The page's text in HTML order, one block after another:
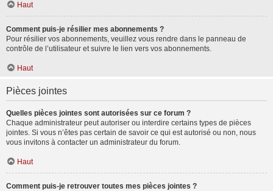
Haut
Comment puis-je résilier mes abonnements ?
Pour résilier vos abonnements, veuillez vous rendre dans le panneau de
contrôle de l’utilisateur et suivre le lien vers vos abonnements.
Haut
Pièces jointes
Quelles pièces jointes sont autorisées sur ce forum ?
Chaque administrateur peut autoriser ou interdire certains types de pièces
jointes. Si vous n’êtes pas certain de savoir ce qui est autorisé ou non, nous
vous invitons à contacter un administrateur du forum.
Haut
Comment puis-je retrouver toutes mes pièces jointes ?